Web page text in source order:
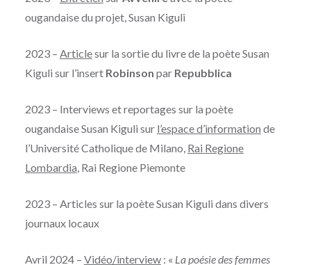
ougandaise du projet, Susan Kiguli
2023 – Articlesur la sortie du livre de la poète Susan
Kiguli sur l’insert Robinson par Repubblica
2023 – Interviews et reportages sur la poète
ougandaise Susan Kiguli sur l’espace d’information de
l’Université Catholique de Milano, Rai Regione
Lombardia, Rai Regione Piemonte
2023 – Articles sur la poète Susan Kiguli dans divers
journaux locaux
Avril 2024 – Vidéo/interview: « La poésie des femmes